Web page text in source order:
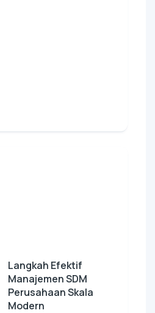
Langkah Efektif
Manajemen SDM
Perusahaan Skala
Modern